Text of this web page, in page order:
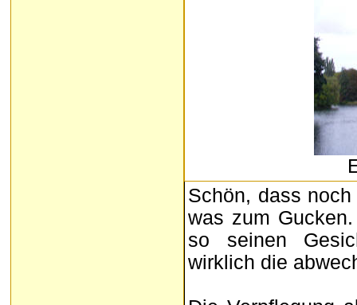
Schön, dass
was zum
so seinen
wirklich die